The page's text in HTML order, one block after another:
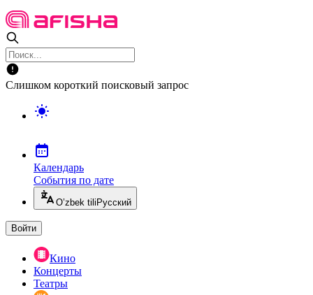
Слишком короткий поисковый запрос
Календарь
События по дате
O’zbek tili Русский
Войти
Кино
Концерты
Театры